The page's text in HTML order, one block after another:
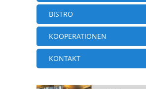
BISTRO
KOOPERATIONEN
KONTAKT